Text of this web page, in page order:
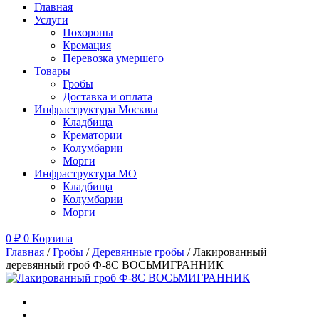
Главная
Услуги
Похороны
Кремация
Перевозка умершего
Товары
Гробы
Доставка и оплата
Инфраструктура Москвы
Кладбища
Крематории
Колумбарии
Морги
Инфраструктура МО
Кладбища
Колумбарии
Морги
0 ₽ 0 Корзина
Главная /Гробы / Деревянные гробы / Лакированный
деревянный гроб Ф-8С ВОСЬМИГРАННИК